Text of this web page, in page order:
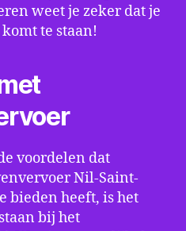
weet je zeker dat je
te staan!
voordelen dat
Nil-Saint-
bieden heeft, is het
bij het